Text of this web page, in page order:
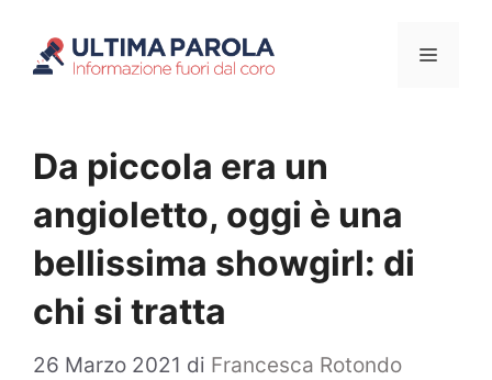
Menu
Da piccola era un
angioletto, oggi è una
bellissima showgirl: di
chi si tratta
26 Marzo 2021 di Francesca Rotondo